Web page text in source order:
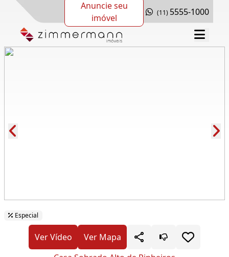
Anuncie seu
imóvel
(11) 5555-1000
Especial
Ver Vídeo
Ver Mapa